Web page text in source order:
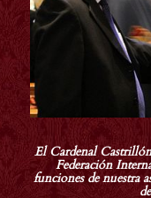
El Cardenal
Federación
funciones de nuestra